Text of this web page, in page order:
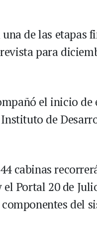
de las etapas
para
el inicio de
de
cabinas
Portal 20 de
del